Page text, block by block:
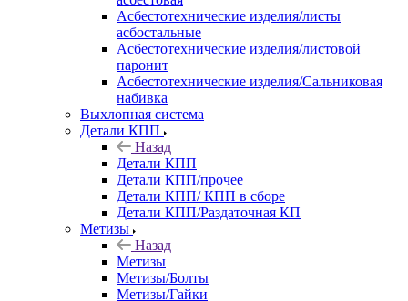
Асбестотехнические изделия/листы
асбостальные
Асбестотехнические изделия/листовой
паронит
Асбестотехнические изделия/Сальниковая
набивка
Выхлопная система
Детали КПП
Назад
Детали КПП
Детали КПП/прочее
Детали КПП/ КПП в сборе
Детали КПП/Раздаточная КП
Метизы
Назад
Метизы
Метизы/Болты
Метизы/Гайки